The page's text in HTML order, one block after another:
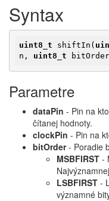
Syntax
uint8_t shiftIn(
n, uint8_t
Parametre
dataPin - Pin na
čítanej hodnoty.
clockPin - Pin na
bitOrder- Poradie
MSBFIRST -
LSBFIRST -
významné